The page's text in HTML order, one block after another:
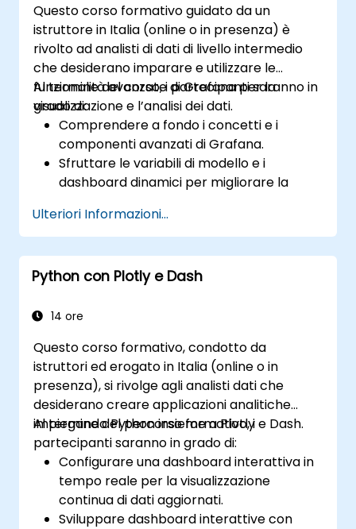
Questo corso formativo guidato da un
istruttore in Italia (online o in presenza) è
rivolto ad analisti di dati di livello intermedio
che desiderano imparare e utilizzare le
funzionalità avanzate di Grafana per la
visualizzazione e l’analisi dei dati.
Al termine del corso, i partecipanti saranno in
grado di:
Comprendere a fondo i concetti e i
componenti avanzati di Grafana.
Sfruttare le variabili di modello e i
dashboard dinamici per migliorare la
Utilizzare il Grafana Query Language per
formulazioni interrogazioni complesse.
Conoscere le migliori pratiche per la
scalabilità di Grafana, l’ottimizzazione
alto livello di disponibilità.
Ulteriori Informazioni...
Python con Plotly e Dash
14 ore
Questo corso formativo, condotto da
istruttori ed erogato in Italia (online o in
presenza), si rivolge agli analisti dati che
desiderano creare applicazioni analitiche
impiegando Python insieme a Plotly e Dash.
Al termine del percorso formativo, i
partecipanti saranno in grado di:
Configurare una dashboard interattiva in
tempo reale per la visualizzazione
continua di dati aggiornati.
Sviluppare dashboard interattive con